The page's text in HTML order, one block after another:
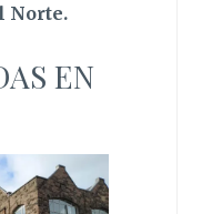
Norte.
EN